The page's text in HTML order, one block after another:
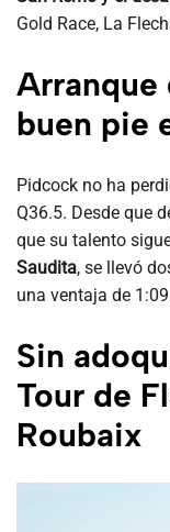
Gold Race, La
Arranque
buen pie
Pidcock no ha
Q36.5. Desde que
que su talento
Saudita, se llevó
una ventaja de
Sin
Tour de
Roubaix